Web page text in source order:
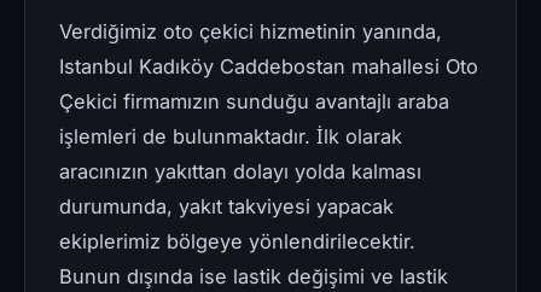
Verdiğimiz oto çekici hizmetinin yanında,
Istanbul Kadıköy Caddebostan mahallesi Oto
Çekici firmamızın sunduğu avantajlı araba
işlemleri de bulunmaktadır. İlk olarak
aracınızın yakıttan dolayı yolda kalması
durumunda, yakıt takviyesi yapacak
ekiplerimiz bölgeye yönlendirilecektir.
Bunun dışında ise lastik değişimi ve lastik